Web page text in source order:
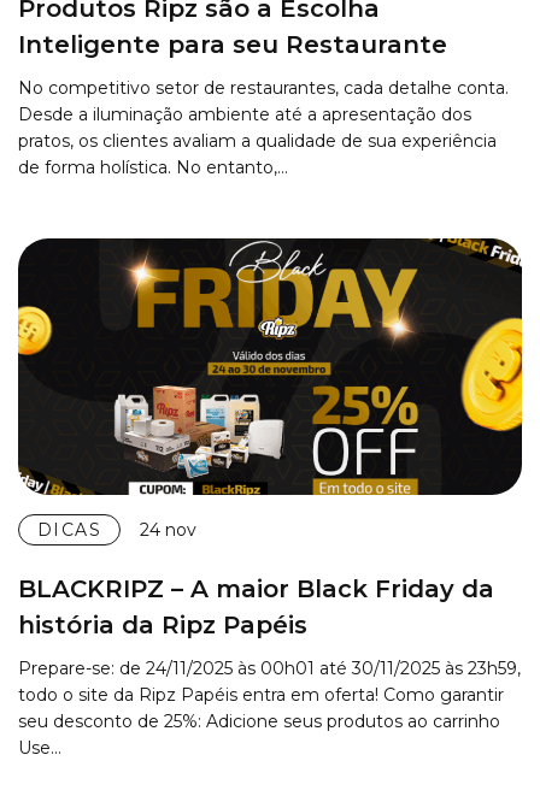
Produtos Ripz são a Escolha
Inteligente para seu Restaurante
No competitivo setor de restaurantes, cada detalhe conta.
Desde a iluminação ambiente até a apresentação dos
pratos, os clientes avaliam a qualidade de sua experiência
de forma holística. No entanto,…
DICAS 24 nov
BLACKRIPZ – A maior Black Friday da
história da Ripz Papéis
Prepare-se: de 24/11/2025 às 00h01 até 30/11/2025 às 23h59,
todo o site da Ripz Papéis entra em oferta! Como garantir
seu desconto de 25%: Adicione seus produtos ao carrinho
Use…